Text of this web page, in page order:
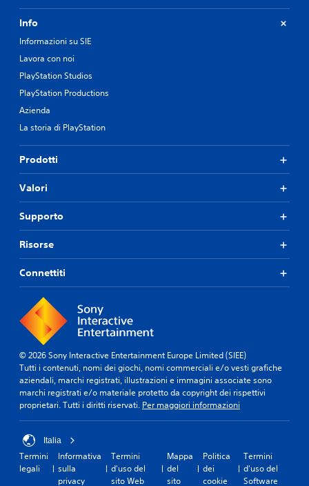
Info
Informazioni su SIE
Lavora con noi
PlayStation Studios
PlayStation Productions
Azienda
La storia di PlayStation
Prodotti
Valori
Supporto
Risorse
Connettiti
© 2026 Sony Interactive Entertainment Europe Limited (SIEE)
Tutti i contenuti, nomi dei giochi, nomi commerciali e/o vesti grafiche
aziendali, marchi registrati, illustrazioni e immagini associate sono
marchi registrati e/o materiale protetto da copyright dei rispettivi
proprietari. Tutti i diritti riservati. Per maggiori informazioni
Italia
Termini
legali
Informativa
sulla
privacy
Termini
d'uso del
sito Web
Mappa
del
sito
Politica
dei
cookie
Termini
d'uso del
Software